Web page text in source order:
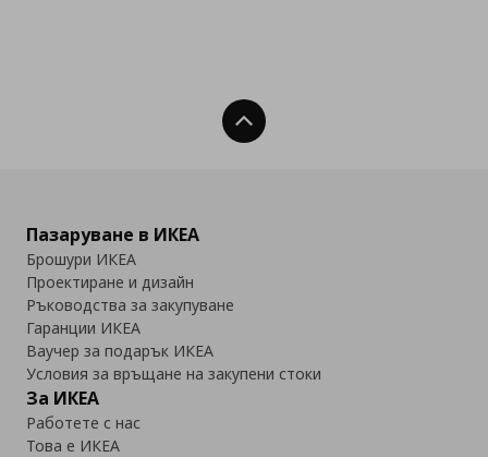
Нагоре
Пазаруване в ИКЕА
Брошури ИКЕА
Проектиране и дизайн
Ръководства за закупуване
Гаранции ИКЕА
Ваучер за подарък ИКЕА
Условия за връщане на закупени стоки
За ИКЕА
Работете с нас
Това е ИКЕА